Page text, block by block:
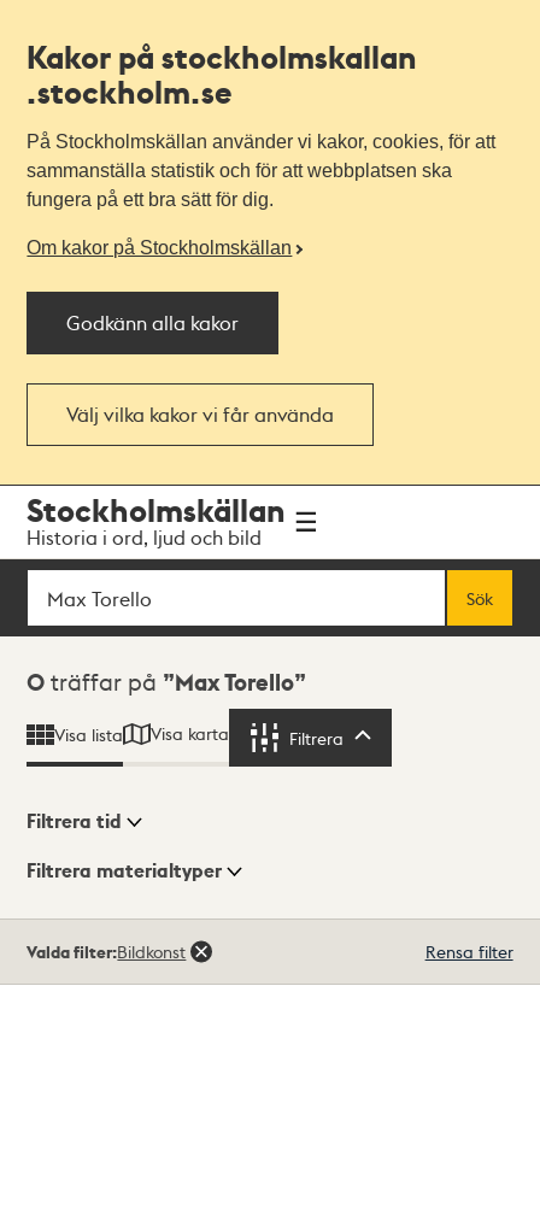
Kakor på stockholmskallan
.stockholm.se
På Stockholmskällan använder vi kakor, cookies, för att
sammanställa statistik och för att webbplatsen ska
fungera på ett bra sätt för dig.
Om kakor på Stockholmskällan
Godkänn alla kakor
Välj vilka kakor vi får använda
navigationen
huvudinnehållet
Stockholmskällan
Historia i ord, ljud och bild
Sök
Sök
Sökresultat
0 träffar på Max Torello
Visa lista Visa karta Filtrera
Visningsläge
Filtrera tid
Filtrera materialtyper
träffar
Valda filter:Bildkonst Rensa filter